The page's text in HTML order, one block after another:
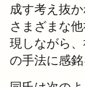
成す考え抜
さまざまな
現しながら
の手法に感銘